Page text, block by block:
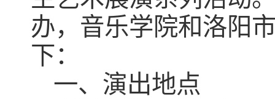
办，音乐学院和洛阳
下：
一、演出地点